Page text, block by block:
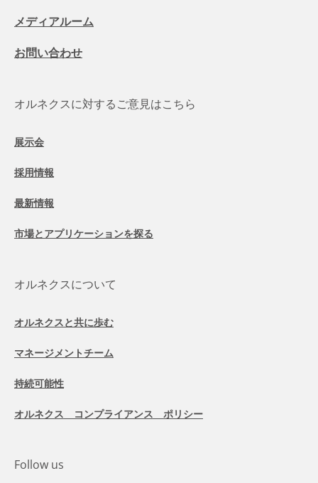
メディアルーム
お問い合わせ
オルネクスに対するご意見はこちら
展示会
採用情報
最新情報
市場とアプリケーションを探る
オルネクスについて
オルネクスと共に歩む
マネージメントチーム
持続可能性
オルネクス コンプライアンス ポリシー
Follow us